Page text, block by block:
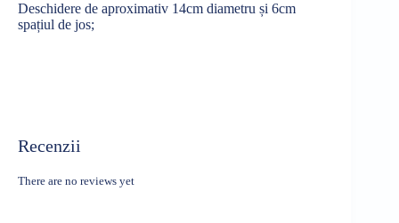
Deschidere de aproximativ 14cm diametru și 6cm
spațiul de jos;
Recenzii
There are no reviews yet